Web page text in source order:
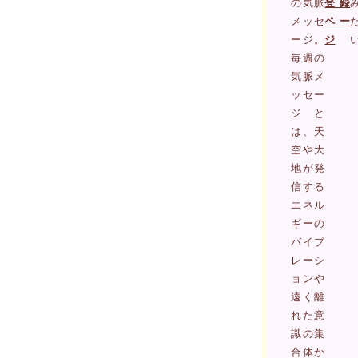
の気脈
メッセ
ージ。
毎週の
気脈メ
ッセー
ジと
は、天
空や大
地が発
信する
エネル
ギーの
バイブ
レーシ
ョンや
遠く離
れた意
識の集
合体か
登録
ペー
ジ